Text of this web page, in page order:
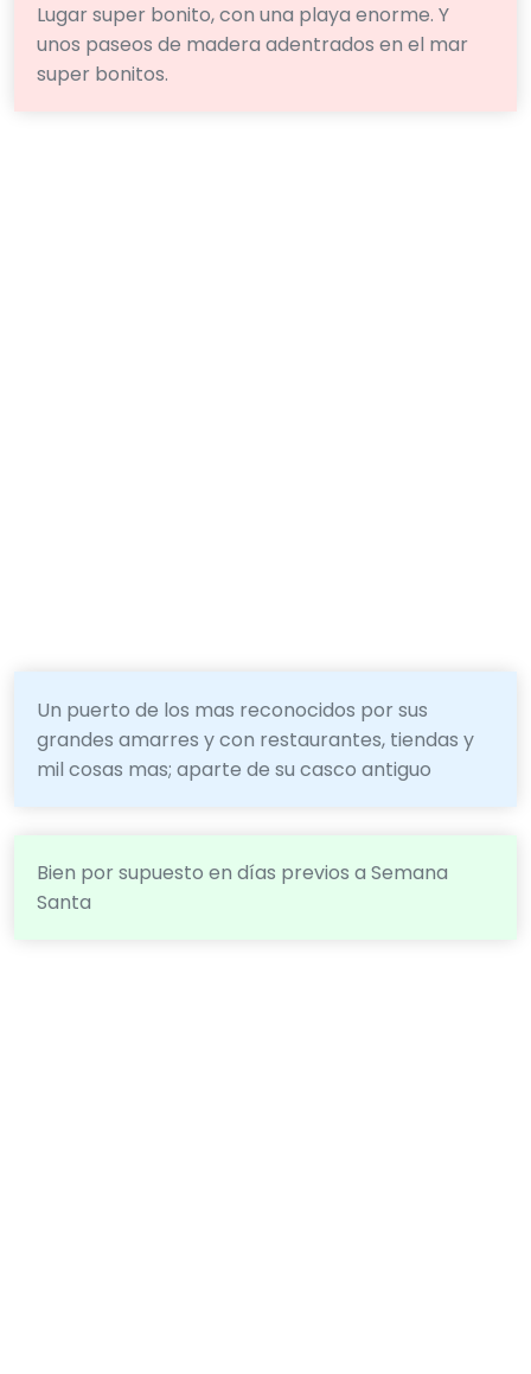
Lugar super bonito, con una playa enorme. Y
unos paseos de madera adentrados en el mar
super bonitos.
Un puerto de los mas reconocidos por sus
grandes amarres y con restaurantes, tiendas y
mil cosas mas; aparte de su casco antiguo
Bien por supuesto en días previos a Semana
Santa